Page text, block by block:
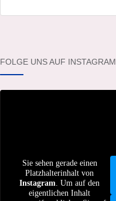
FOLGE UNS AUF INSTAGRAM
Sie sehen gerade einen
Platzhalterinhalt von
Instagram. Um auf den
eigentlichen Inhalt